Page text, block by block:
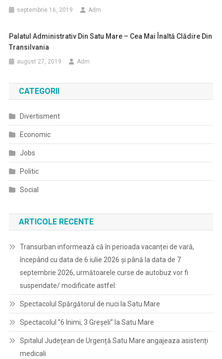
septembrie 16, 2019 Adm
Palatul Administrativ Din Satu Mare – Cea Mai Înaltă Clădire Din
Transilvania
august 27, 2019 Adm
CATEGORII
Divertisment
Economic
Jobs
Politic
Social
ARTICOLE RECENTE
Transurban informează că în perioada vacanței de vară,
începând cu data de 6 iulie 2026 și până la data de 7
septembrie 2026, următoarele curse de autobuz vor fi
suspendate/ modificate astfel:
Spectacolul Spărgătorul de nuci la Satu Mare
Spectacolul ”6 Inimi, 3 Greșeli” la Satu Mare
Spitalul Judeţean de Urgență Satu Mare angajeaza asistenți
medicali